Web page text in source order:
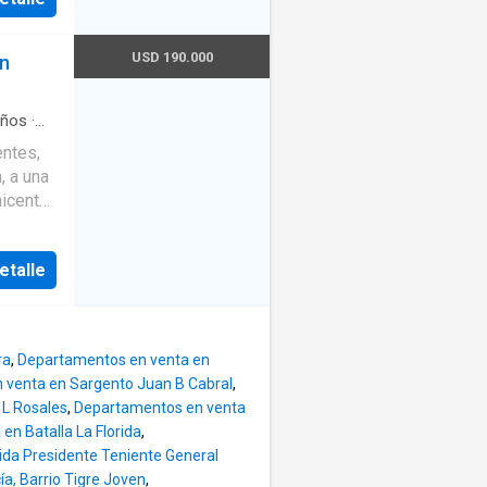
de
y
El
y
de
a
NO
·
a una
24
a
USD 190.000
, Departamentos en venta en
en Sargento Juan B Cabral ,
Rosales, Departamentos en venta
Batalla La Florida,
Presidente Teniente General
Barrio Tigre Joven,